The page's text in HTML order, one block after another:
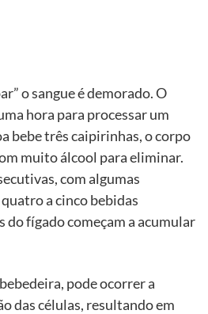
o sangue é demorado. O
hora para processar um
bebe três caipirinhas, o corpo
muito álcool para eliminar.
com algumas
a cinco bebidas
do fígado começam a acumular
pode ocorrer a
das células, resultando em